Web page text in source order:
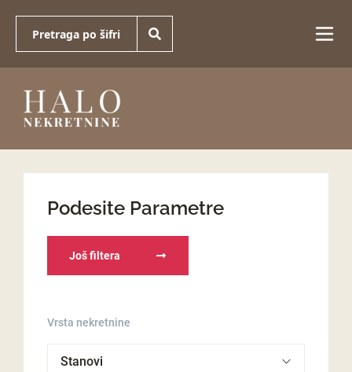
Podesite Parametre
Još filtera
Vrsta nekretnine